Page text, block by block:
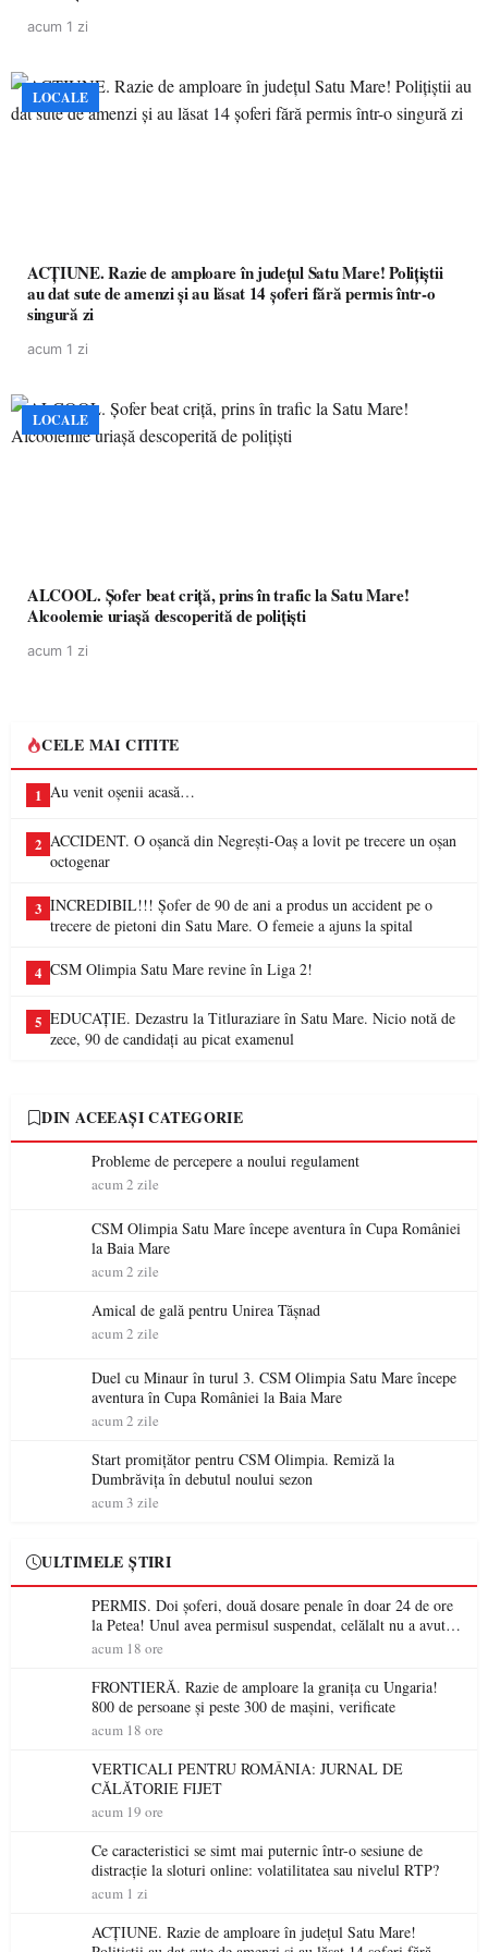
acum 1 zi
LOCALE
ACȚIUNE. Razie de amploare în județul Satu Mare! Polițiștii
au dat sute de amenzi și au lăsat 14 șoferi fără permis într-o
singură zi
acum 1 zi
LOCALE
ALCOOL. Șofer beat criță, prins în trafic la Satu Mare!
Alcoolemie uriașă descoperită de polițiști
acum 1 zi
CELE MAI CITITE
1 Au venit oșenii acasă…
2 ACCIDENT. O oșancă din Negrești-Oaș a lovit pe trecere un oșan
octogenar
3 INCREDIBIL!!! Șofer de 90 de ani a produs un accident pe o
trecere de pietoni din Satu Mare. O femeie a ajuns la spital
4 CSM Olimpia Satu Mare revine în Liga 2!
5 EDUCAȚIE. Dezastru la Titluraziare în Satu Mare. Nicio notă de
zece, 90 de candidați au picat examenul
DIN ACEEAȘI CATEGORIE
Probleme de percepere a noului regulament
acum 2 zile
CSM Olimpia Satu Mare începe aventura în Cupa României
la Baia Mare
acum 2 zile
Amical de gală pentru Unirea Tășnad
acum 2 zile
Duel cu Minaur în turul 3. CSM Olimpia Satu Mare începe
aventura în Cupa României la Baia Mare
acum 2 zile
Start promițător pentru CSM Olimpia. Remiză la
Dumbrăvița în debutul noului sezon
acum 3 zile
ULTIMELE ȘTIRI
PERMIS. Doi șoferi, două dosare penale în doar 24 de ore
la Petea! Unul avea permisul suspendat, celălalt nu a avut
niciodată permis
acum 18 ore
FRONTIERĂ. Razie de amploare la granița cu Ungaria!
800 de persoane și peste 300 de mașini, verificate
acum 18 ore
VERTICALI PENTRU ROMÂNIA: JURNAL DE
CĂLĂTORIE FIJET
acum 19 ore
Ce caracteristici se simt mai puternic într-o sesiune de
distracție la sloturi online: volatilitatea sau nivelul RTP?
acum 1 zi
ACȚIUNE. Razie de amploare în județul Satu Mare!